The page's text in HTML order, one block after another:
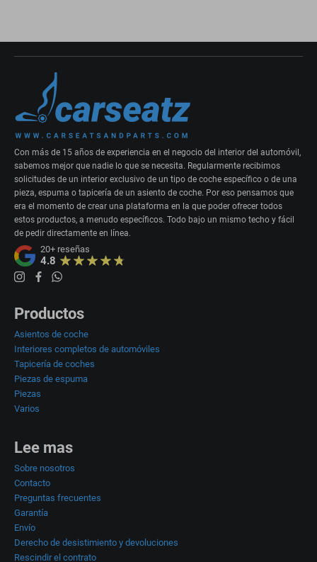
Con más de 15 años de experiencia en el negocio del interior del automóvil,
sabemos mejor que nadie lo que se necesita. Regularmente recibimos
solicitudes de un interior exclusivo de un tipo de coche específico o de una
pieza, espuma o tapicería de un asiento de coche. Por eso pensamos que
era el momento de crear una plataforma en la que poder ofrecer todos
estos productos, a menudo específicos. Todo bajo un mismo techo y fácil
de pedir directamente en línea.
20+ reseñas
4.8
Productos
Asientos de coche
Interiores completos de automóviles
Tapicería de coches
Piezas de espuma
Piezas
Varios
Lee mas
Sobre nosotros
Contacto
Preguntas frecuentes
Garantía
Envío
Derecho de desistimiento y devoluciones
Rescindir el contrato